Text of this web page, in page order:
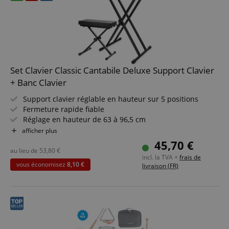
méthode de piano
Set Clavier Classic Cantabile Deluxe Support Clavier
+ Banc Clavier
Support clavier réglable en hauteur sur 5 positions
Fermeture rapide fiable
Réglage en hauteur de 63 à 96,5 cm
Manchons en caoutchouc antidérapants & patins
Démontable pour gain de place
Rembourrage mousse confortable de 5 cm d?épaisseur
Réglage en hauteur par système de goupilles
afficher plus
45,70 €
incl. la TVA + frais de
livraison (FR)
au lieu de 53,80 €
vous économisez 8,10 €
sid_key
CrossDomainCookieScriptConsent_389
.crossdomain.cookie-
FPGSID
Fournisseur /
Google